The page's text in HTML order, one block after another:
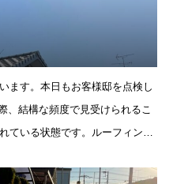
ます。本日もお客様邸を点検し
、結構な頻度で見受けられるこ
ている状態です。ルーフィング